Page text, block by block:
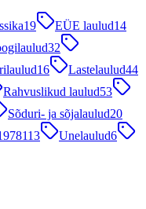
19 EÜE laulud14
32
16 Lastelaulud44
Rahvuslikud laulud53
Sõduri- ja sõjalaulud20
113 Unelaulud6